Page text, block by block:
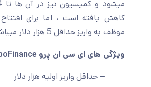
کاهش یافته است ، اما برای
موظف به واریز حداقل 5 هزار دلار میباشند .
ویژگی های ای سی ان پرو OpoFinance:
– حداقل واریز اولیه هزار دلار